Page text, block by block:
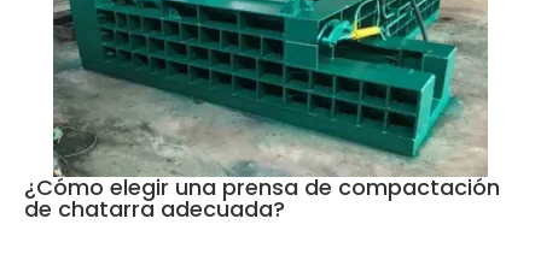
¿Cómo elegir una prensa de compactación
de chatarra adecuada?